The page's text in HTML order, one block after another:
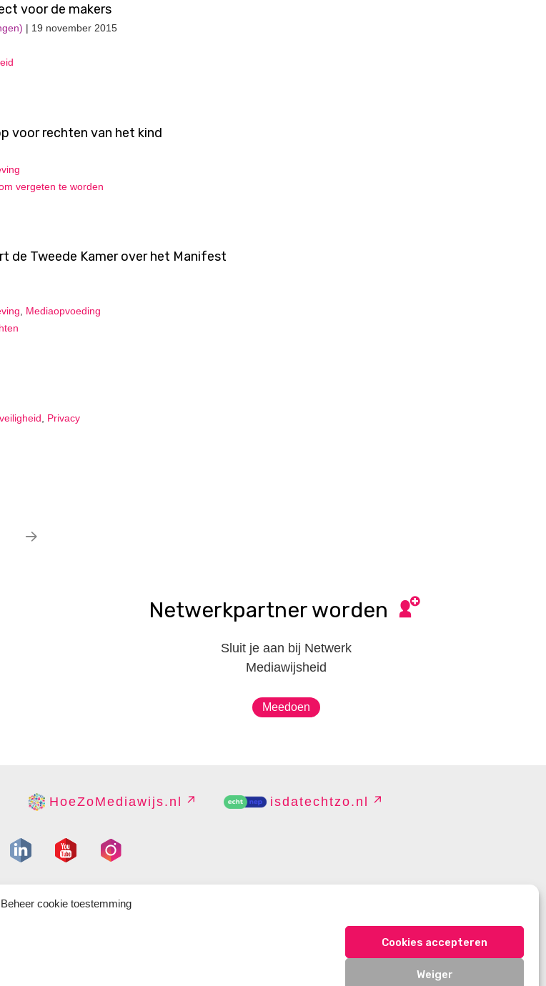
Beheer cookie toestemming
Cookies accepteren
Weiger
voor de makers
| 19 november 2015
voor rechten van het kind
vergeten te worden
de Tweede Kamer over het Manifest
Mediaopvoeding
Privacy
Netwerkpartner worden
Sluit je aan bij Netwerk
Mediawijsheid
Meedoen
HoeZoMediawijs.nl isdatechtzo.nl